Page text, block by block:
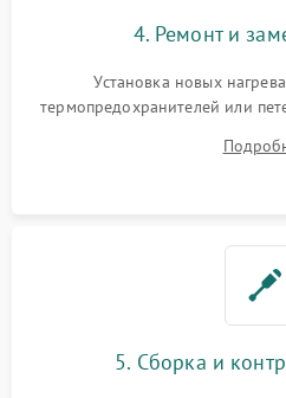
4. Ремонт и
Установка новых
термопредохранителей или
выгоревших реле,
5. Сборка и